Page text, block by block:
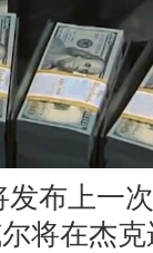
布上一
将在杰